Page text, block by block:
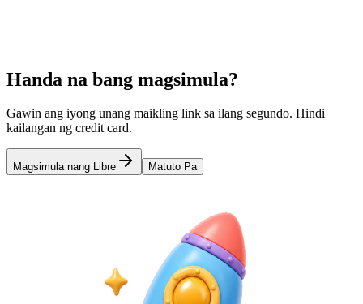
Link in Bio Tool QR Code Menus para sa Restaurants
Handa na bang magsimula?
Gawin ang iyong unang maikling link sa ilang segundo. Hindi
kailangan ng credit card.
Magsimula nang Libre Matuto Pa